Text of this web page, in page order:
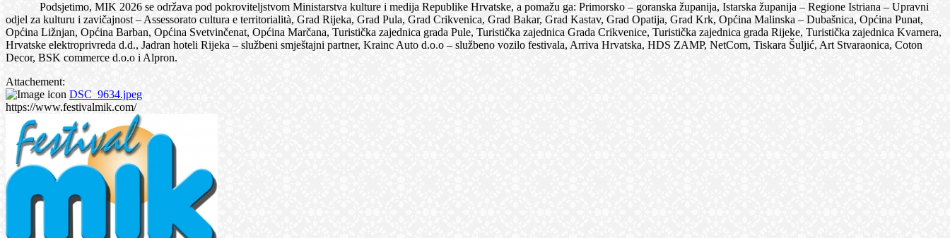
Podsjetimo, MIK 2026 se održava pod pokroviteljstvom Ministarstva kulture i medija Republike Hrvatske, a pomažu ga: Primorsko – goranska županija, Istarska županija – Regione Istriana – Upravni
odjel za kulturu i zavičajnost – Assessorato cultura e territorialità, Grad Rijeka, Grad Pula, Grad Crikvenica, Grad Bakar, Grad Kastav, Grad Opatija, Grad Krk, Općina Malinska – Dubašnica, Općina Punat,
Općina Ližnjan, Općina Barban, Općina Svetvinčenat, Općina Marčana, Turistička zajednica grada Pule, Turistička zajednica Grada Crikvenice, Turistička zajednica grada Rijeke, Turistička zajednica Kvarnera,
Hrvatske elektroprivreda d.d., Jadran hoteli Rijeka – službeni smještajni partner, Krainc Auto d.o.o – službeno vozilo festivala, Arriva Hrvatska, HDS ZAMP, NetCom, Tiskara Šuljić, Art Stvaraonica, Coton
Decor, BSK commerce d.o.o i Alpron.
Attachement:
DSC_9634.jpeg
https://www.festivalmik.com/